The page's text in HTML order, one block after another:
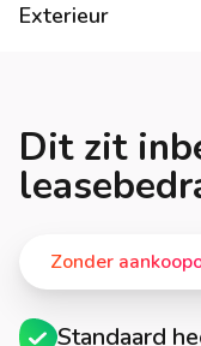
Exterieur
Dit zit
Zonder
Standaard